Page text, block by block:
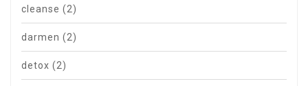
cleanse (2)
darmen (2)
detox (2)